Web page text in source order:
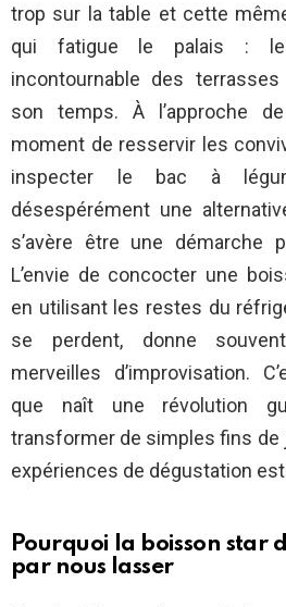
trop sur la table et cette
qui fatigue le palais : le
incontournable des
son temps. À l’approche
moment de resservir les
inspecter le bac à
désespérément une
s’avère être une démarche
L’envie de concocter une
en utilisant les restes du
se perdent, donne
merveilles d’improvisation.
que naît une révolution
transformer de simples fins de
expériences de dégustation
Pourquoi la boisson star
par nous lasser